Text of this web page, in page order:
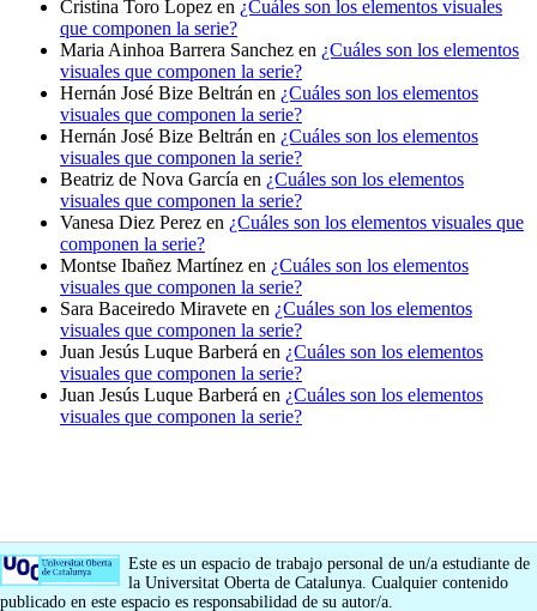
Cristina Toro Lopez en ¿Cuáles son los elementos visuales
que componen la serie?
Maria Ainhoa Barrera Sanchez en ¿Cuáles son los elementos
visuales que componen la serie?
Hernán José Bize Beltrán en ¿Cuáles son los elementos
visuales que componen la serie?
Hernán José Bize Beltrán en ¿Cuáles son los elementos
visuales que componen la serie?
Beatriz de Nova García en ¿Cuáles son los elementos
visuales que componen la serie?
Vanesa Diez Perez en ¿Cuáles son los elementos visuales que
componen la serie?
Montse Ibañez Martínez en ¿Cuáles son los elementos
visuales que componen la serie?
Sara Baceiredo Miravete en ¿Cuáles son los elementos
visuales que componen la serie?
Juan Jesús Luque Barberá en ¿Cuáles son los elementos
visuales que componen la serie?
Juan Jesús Luque Barberá en ¿Cuáles son los elementos
visuales que componen la serie?
Este es un espacio de trabajo personal de un/a estudiante de
la Universitat Oberta de Catalunya. Cualquier contenido
publicado en este espacio es responsabilidad de su autor/a.